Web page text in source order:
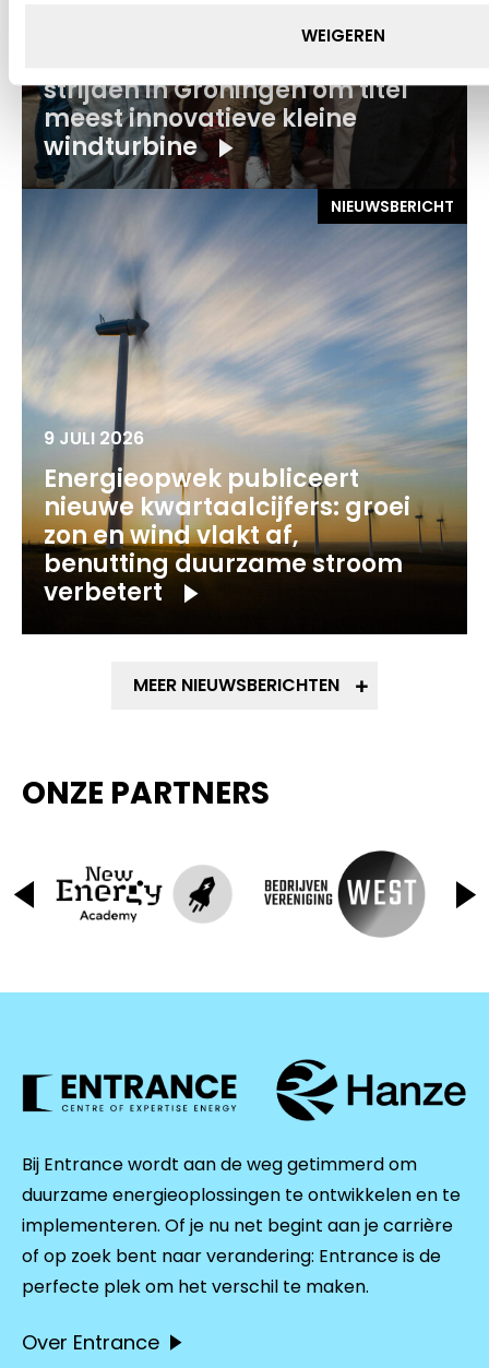
WEIGEREN
strijden in Groningen om titel
meest innovatieve kleine
windturbine
NIEUWSBERICHT
9 JULI 2026
Energieopwek publiceert
nieuwe kwartaalcijfers: groei
zon en wind vlakt af,
benutting duurzame stroom
verbetert
MEER NIEUWSBERICHTEN
ONZE PARTNERS
Bij Entrance wordt aan de weg getimmerd om
duurzame energieoplossingen te ontwikkelen en te
implementeren. Of je nu net begint aan je carrière
of op zoek bent naar verandering: Entrance is de
perfecte plek om het verschil te maken.
Over Entrance